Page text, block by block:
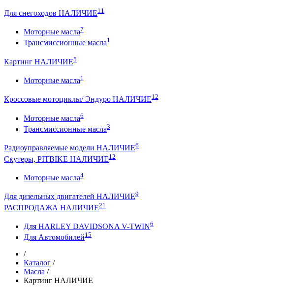
Для снегоходов НАЛИЧИЕ11
Моторные масла7
Трансмиссионные масла1
Картинг НАЛИЧИЕ5
Моторные масла1
Кроссовые мотоциклы/ Эндуро НАЛИЧИЕ12
Моторные масла6
Трансмиссионные масла3
Радиоуправляемые модели НАЛИЧИЕ6
Скутеры, PITBIKE НАЛИЧИЕ12
Моторные масла4
Для дизельных двигателей НАЛИЧИЕ9
РАСПРОДАЖА НАЛИЧИЕ21
Для HARLEY DAVIDSONA V-TWIN6
Для Автомобилей15
/
Каталог /
Масла /
Картинг НАЛИЧИЕ